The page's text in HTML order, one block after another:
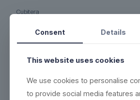
Cubitera
También disponible en color negro y en un
cafeterías, bares, discotecas y comedores.
Consent Details
This website uses cookies
We use cookies to personalise
to provide social media features